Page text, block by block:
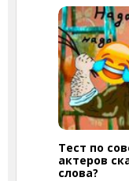
Тест по
актеров
слова?